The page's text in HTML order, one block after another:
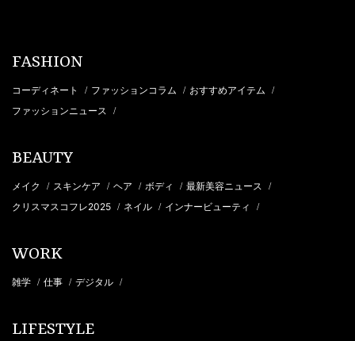
FASHION
コーディネート / ファッションコラム / おすすめアイテム /
ファッションニュース /
BEAUTY
メイク / スキンケア / ヘア / ボディ / 最新美容ニュース /
クリスマスコフレ2025 / ネイル / インナービューティ /
WORK
雑学 / 仕事 / デジタル /
LIFESTYLE